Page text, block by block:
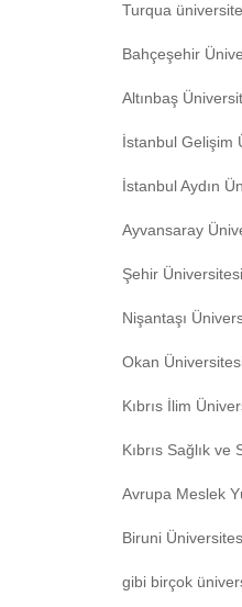
Turqua
Bahçeşehir
Altınbaş
İstanbul Gelişim
İstanbul Aydın
Ayvansaray
Şehir Üniversitesi,
Nişantaşı
Okan
Kıbrıs İlim
Kıbrıs Sağlık
Avrupa Meslek
Biruni
gibi birçok